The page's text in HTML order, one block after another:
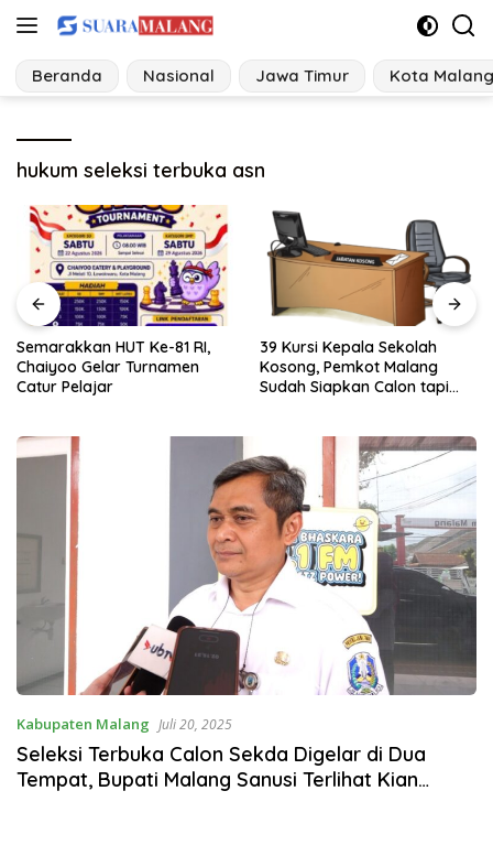
Langsung
konten
Beranda Nasional Jawa Timur Kota Malang
hukum seleksi terbuka asn
39 Kursi Kepala Sekolah
Kosong, Pemkot Malang
Sudah Siapkan Calon tapi
PSEL Kabupaten Malang
Terus Cari Lahan, Penolakan
Warga Jadi Alarm Kesiapan
Kabupaten Malang Juli 20, 2025
Seleksi Terbuka Calon Sekda Digelar di Dua
Tempat, Bupati Malang Sanusi Terlihat Kian